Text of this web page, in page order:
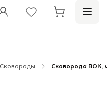
Сковороды Сковорода ВОК,